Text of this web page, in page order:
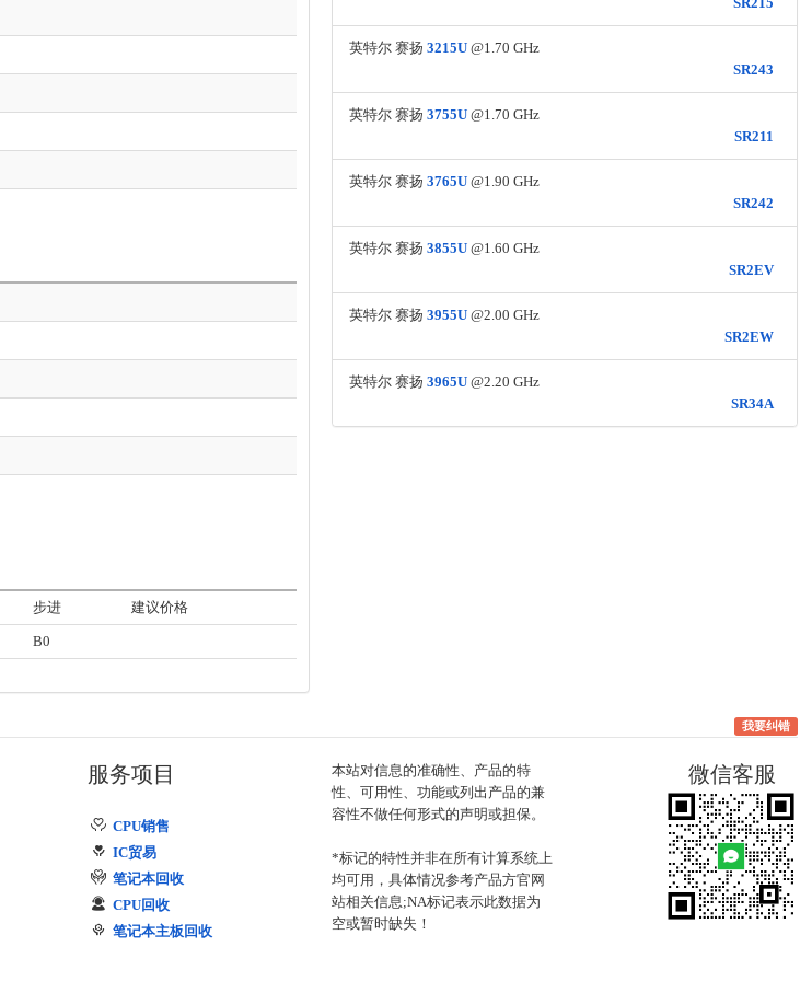
步进 建议价格
B0
英特尔 赛扬 3215U@1.70 GHz
SR243
英特尔 赛扬 3755U@1.70 GHz
SR211
英特尔 赛扬 3765U@1.90 GHz
SR242
英特尔 赛扬 3855U@1.60 GHz
SR2EV
英特尔 赛扬 3955U@2.00 GHz
SR2EW
英特尔 赛扬 3965U@2.20 GHz
SR34A
我要纠错
服务项目
CPU销售
IC贸易
笔记本回收
CPU回收
笔记本主板回收
本站对信息的准确性、产品的特
性、可用性、功能或列出产品的兼
容性不做任何形式的声明或担保。
*标记的特性并非在所有计算系统上
均可用，具体情况参考产品方官网
站相关信息;NA标记表示此数据为
空或暂时缺失！
微信客服